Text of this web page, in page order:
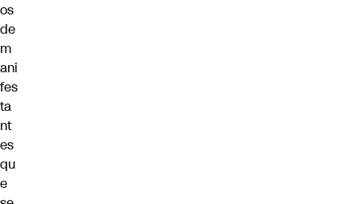
os
de
m
ani
fes
ta
nt
es
qu
e